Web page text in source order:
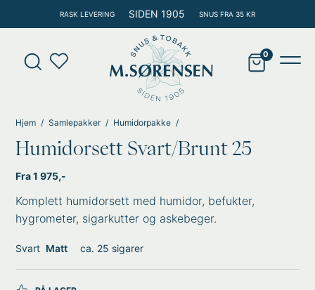
rett
innholdet
RASK LEVERING SIDEN 1905 SNUS FRA 35 KR
Products
search
Hjem Samlepakker Humidorpakke
Humidorsett Svart/Brunt 25
Fra 1 975,-
Komplett humidorsett med humidor, befukter,
hygrometer, sigarkutter og askebeger.
Svart Matt ca. 25 sigarer